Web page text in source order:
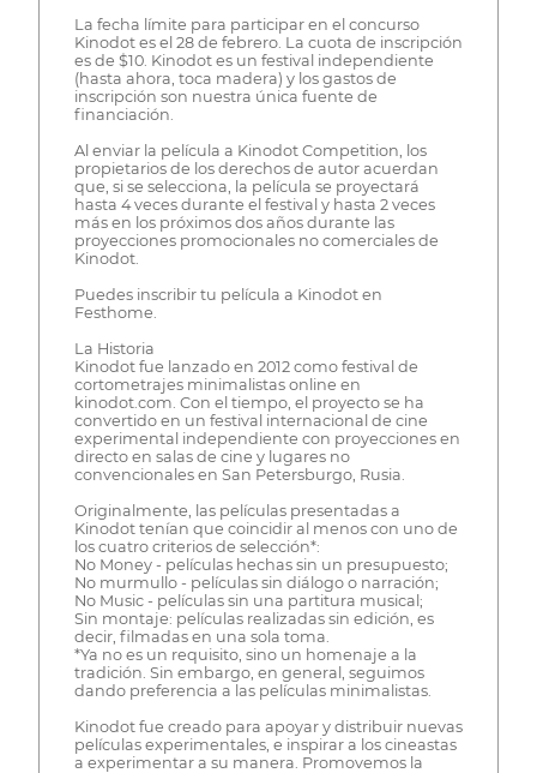
La fecha límite para participar en el concurso
Kinodot es el 28 de febrero. La cuota de inscripción
es de $10. Kinodot es un festival independiente
(hasta ahora, toca madera) y los gastos de
inscripción son nuestra única fuente de
financiación.
Al enviar la película a Kinodot Competition, los
propietarios de los derechos de autor acuerdan
que, si se selecciona, la película se proyectará
hasta 4 veces durante el festival y hasta 2 veces
más en los próximos dos años durante las
proyecciones promocionales no comerciales de
Kinodot.
Puedes inscribir tu película a Kinodot en
Festhome.
La Historia
Kinodot fue lanzado en 2012 como festival de
cortometrajes minimalistas online en
kinodot.com. Con el tiempo, el proyecto se ha
convertido en un festival internacional de cine
experimental independiente con proyecciones en
directo en salas de cine y lugares no
convencionales en San Petersburgo, Rusia.
Originalmente, las películas presentadas a
Kinodot tenían que coincidir al menos con uno de
los cuatro criterios de selección*:
No Money - películas hechas sin un presupuesto;
No murmullo - películas sin diálogo o narración;
No Music - películas sin una partitura musical;
Sin montaje: películas realizadas sin edición, es
decir, filmadas en una sola toma.
*Ya no es un requisito, sino un homenaje a la
tradición. Sin embargo, en general, seguimos
dando preferencia a las películas minimalistas.
Kinodot fue creado para apoyar y distribuir nuevas
películas experimentales, e inspirar a los cineastas
a experimentar a su manera. Promovemos la